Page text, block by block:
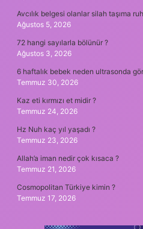
Avcılık belgesi olanlar silah taşıma
Ağustos 5, 2026
72 hangi sayılarla bölünür ?
Ağustos 3, 2026
6 haftalık bebek neden ultrasonda
Temmuz 30, 2026
Kaz eti kırmızı et midir ?
Temmuz 24, 2026
Hz Nuh kaç yıl yaşadı ?
Temmuz 23, 2026
Allah’a iman nedir çok kısaca ?
Temmuz 21, 2026
Cosmopolitan Türkiye kimin ?
Temmuz 17, 2026